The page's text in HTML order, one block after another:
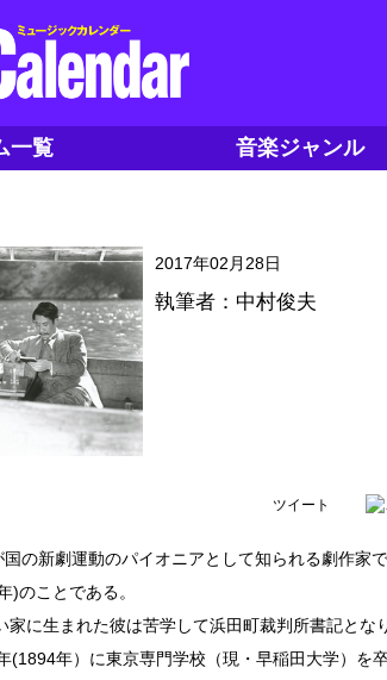
一覧 音楽ジャンル
2017年02月28日
執筆者：中村俊夫
ツイート
の新劇運動のパイオニアとして知られる劇作家
)のことである。
家に生まれた彼は苦学して浜田町裁判所書記とな
(1894年）に東京専門学校（現・早稲田大学）を